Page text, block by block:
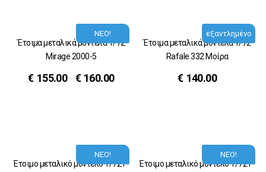
ΝΕΟ!
Έτοιμα μεταλικά μοντέλα 1/72
Mirage 2000-5
€ 155.00–€ 160.00
εξαντλημένο
Έτοιμα μεταλικά μοντέλα 1/72
Rafale 332 Μοίρα
€ 140.00
ΝΕΟ!
Έτοιμο μεταλικό μοντέλο 1/72 F-
ΝΕΟ!
Έτοιμο μεταλικό μοντέλο 1/72 F-